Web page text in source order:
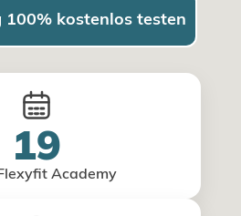
100% kostenlos testen
19
Academy